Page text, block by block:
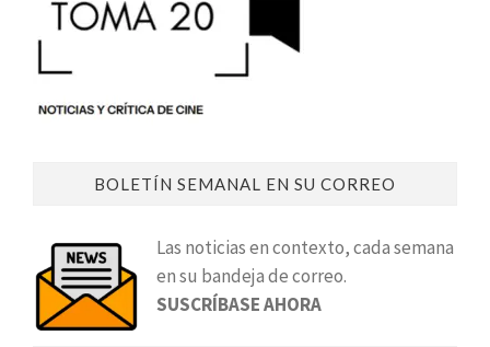
BOLETÍN SEMANAL EN SU CORREO
Las noticias en contexto, cada semana
en su bandeja de correo.
SUSCRÍBASE AHORA